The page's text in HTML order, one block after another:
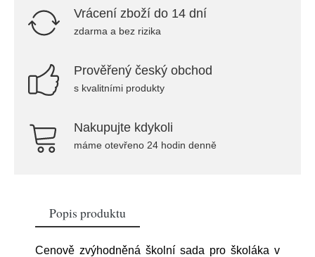
Vrácení zboží do 14 dní
zdarma a bez rizika
Prověřený český obchod
s kvalitními produkty
Nakupujte kdykoli
máme otevřeno 24 hodin denně
Popis produktu
Cenově zvýhodněná školní sada pro školáka v